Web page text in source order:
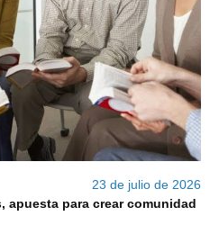
23 de julio de 2026
apuesta para crear comunidad